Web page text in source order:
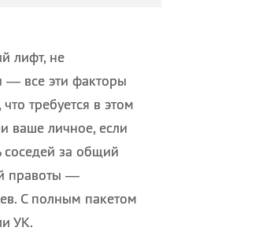
лифт, не
— все эти факторы
требуется в этом
ваше личное, если
соседей за общий
правоты —
С полным пакетом
УК.